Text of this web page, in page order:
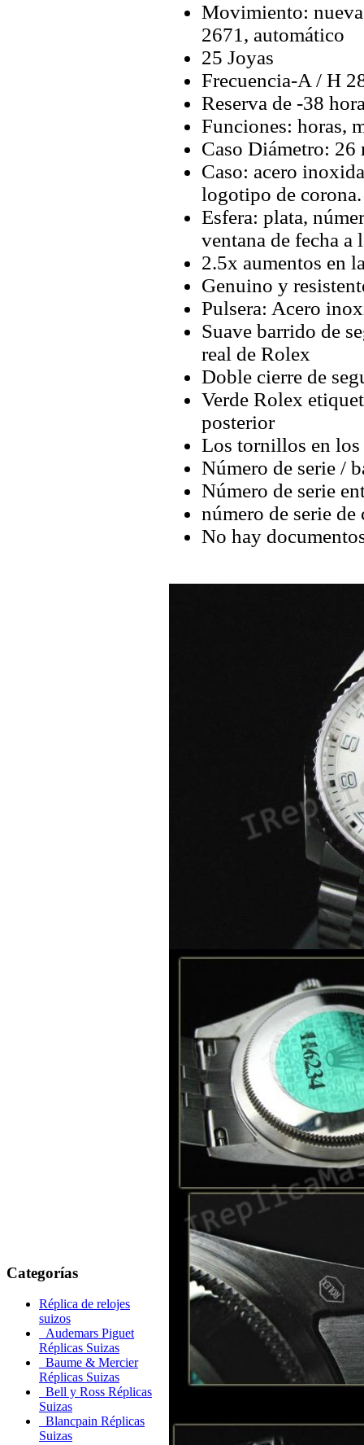
Categorías
Réplica de relojes
suizos
Audemars Piguet
Réplicas Suizas
Baume & Mercier
Réplicas Suizas
Bell y Ross Réplicas
Suizas
Blancpain Réplicas
Suizas
Movimiento:
2671, automático
25 Joyas
Frecuencia-A / H
Reserva de -38
Funciones: horas,
Caso Diámetro: 26
Caso: acero
logotipo de corona.
Esfera: plata,
ventana de fecha a
2.5x aumentos en
Genuino y
Pulsera: Acero
Suave barrido de
real de Rolex
Doble cierre de
Verde Rolex
posterior
Los tornillos en los
Número de serie /
Número de serie
número de serie de
No hay